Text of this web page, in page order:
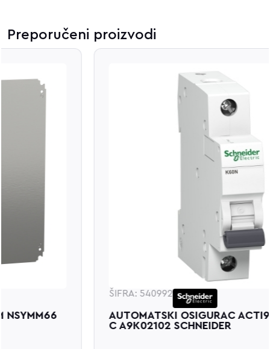
Preporučeni proizvodi
AUTOMATSKI OSIGURAC ACTI9 K60N 1P 2A
C A9K02102 SCHNEIDER